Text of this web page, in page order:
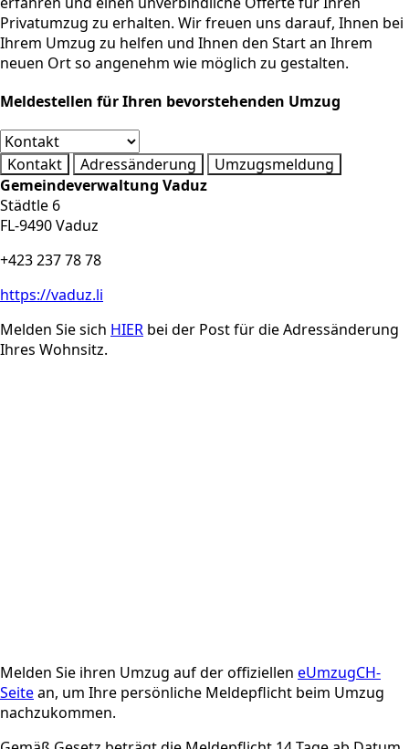
Privatumzug zu erhalten. Wir freuen uns darauf, Ihnen bei
Ihrem Umzug zu helfen und Ihnen den Start an Ihrem
neuen Ort so angenehm wie möglich zu gestalten.
Meldestellen für Ihren bevorstehenden Umzug
Kontakt Adressänderung
Umzugsmeldung
Gemeindeverwaltung Vaduz
Städtle 6
FL-9490 Vaduz
+423 237 78 78
https://vaduz.li
Melden Sie sich HIER bei der Post für die Adressänderung
Ihres Wohnsitz.
Melden Sie ihren Umzug auf der offiziellen eUmzugCH-
Seitean, um Ihre persönliche Meldepflicht beim Umzug
nachzukommen.